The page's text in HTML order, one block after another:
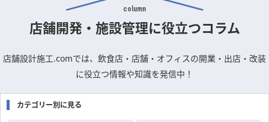
店舗デザインのお悩みや疑問を